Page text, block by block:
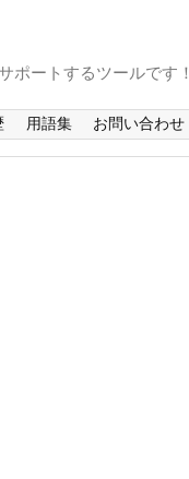
ポートするツールです！
用語集 お問い合わせ